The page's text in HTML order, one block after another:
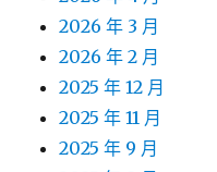
2026 年 3 月
2026 年 2 月
2025 年 12 月
2025 年 11 月
2025 年 9 月